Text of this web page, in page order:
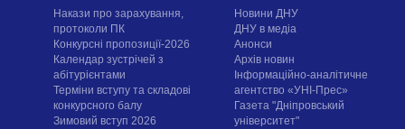
Накази про зарахування,
протоколи ПК
Конкурсні пропозиції-2026
Календар зустрічей з
абітурієнтами
Терміни вступу та складові
конкурсного балу
Зимовий вступ 2026
Новини ДНУ
ДНУ в медіа
Анонси
Архів новин
Інформаційно-аналітичне
агентство «УНІ-Прес»
Газета "Дніпровський
університет"